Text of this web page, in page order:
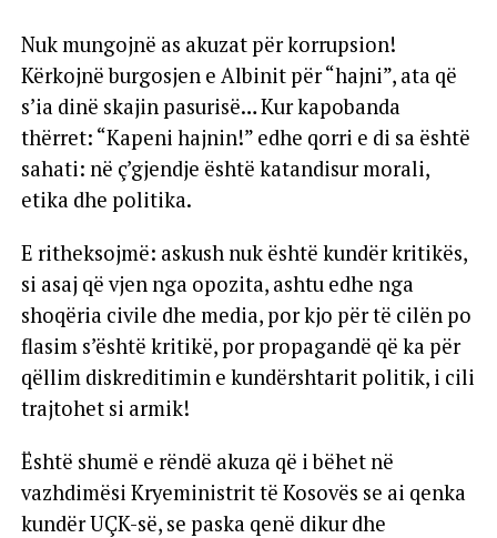
Nuk mungojnë as akuzat për korrupsion!
Kërkojnë burgosjen e Albinit për “hajni”, ata që
s’ia dinë skajin pasurisë… Kur kapobanda
thërret: “Kapeni hajnin!” edhe qorri e di sa është
sahati: në ç’gjendje është katandisur morali,
etika dhe politika.
E ritheksojmë: askush nuk është kundër kritikës,
si asaj që vjen nga opozita, ashtu edhe nga
shoqëria civile dhe media, por kjo për të cilën po
flasim s’është kritikë, por propagandë që ka për
qëllim diskreditimin e kundërshtarit politik, i cili
trajtohet si armik!
Është shumë e rëndë akuza që i bëhet në
vazhdimësi Kryeministrit të Kosovës se ai qenka
kundër UÇK-së, se paska qenë dikur dhe